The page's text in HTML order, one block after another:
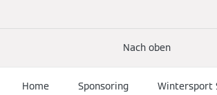
Nach oben
Home Sponsoring Wintersport